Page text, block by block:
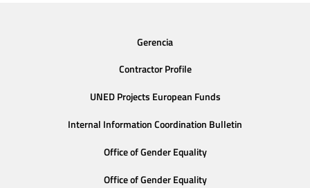
Gerencia
Contractor Profile
UNED Projects European Funds
Internal Information Coordination Bulletin
Office of Gender Equality
Office of Gender Equality